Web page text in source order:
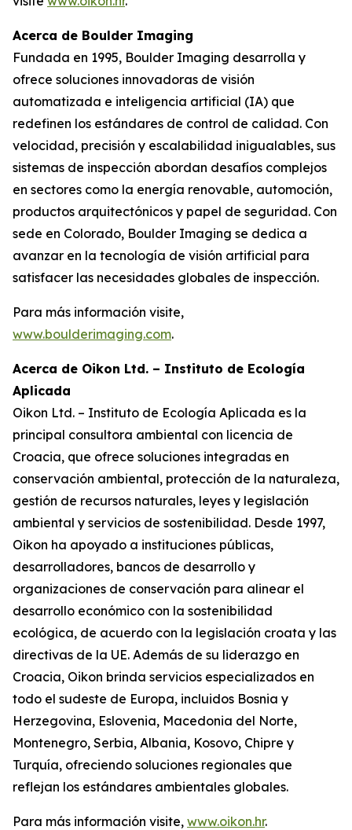
Acerca de Boulder Imaging
Fundada en 1995, Boulder Imaging desarrolla y
ofrece soluciones innovadoras de visión
automatizada e inteligencia artificial (IA) que
redefinen los estándares de control de calidad. Con
velocidad, precisión y escalabilidad inigualables, sus
sistemas de inspección abordan desafíos complejos
en sectores como la energía renovable, automoción,
productos arquitectónicos y papel de seguridad. Con
sede en Colorado, Boulder Imaging se dedica a
avanzar en la tecnología de visión artificial para
satisfacer las necesidades globales de inspección.
Para más información visite,
www.boulderimaging.com.
Acerca de Oikon Ltd. – Instituto de Ecología
Aplicada
Oikon Ltd. – Instituto de Ecología Aplicada es la
principal consultora ambiental con licencia de
Croacia, que ofrece soluciones integradas en
conservación ambiental, protección de la naturaleza,
gestión de recursos naturales, leyes y legislación
ambiental y servicios de sostenibilidad. Desde 1997,
Oikon ha apoyado a instituciones públicas,
desarrolladores, bancos de desarrollo y
organizaciones de conservación para alinear el
desarrollo económico con la sostenibilidad
ecológica, de acuerdo con la legislación croata y las
directivas de la UE. Además de su liderazgo en
Croacia, Oikon brinda servicios especializados en
todo el sudeste de Europa, incluidos Bosnia y
Herzegovina, Eslovenia, Macedonia del Norte,
Montenegro, Serbia, Albania, Kosovo, Chipre y
Turquía, ofreciendo soluciones regionales que
reflejan los estándares ambientales globales.
Para más información visite, www.oikon.hr.